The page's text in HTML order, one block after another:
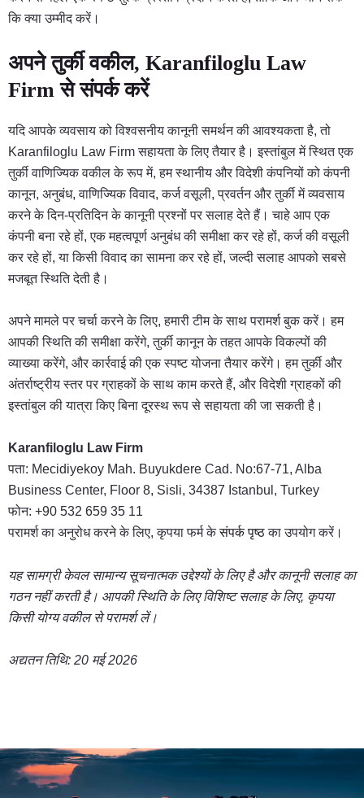
कि क्या उम्मीद करें।
अपने तुर्की वकील, Karanfiloglu Law
Firm से संपर्क करें
यदि आपके व्यवसाय को विश्वसनीय कानूनी समर्थन की आवश्यकता है, तो
Karanfiloglu Law Firm सहायता के लिए तैयार है। इस्तांबुल में स्थित एक
तुर्की वाणिज्यिक वकील के रूप में, हम स्थानीय और विदेशी कंपनियों को कंपनी
कानून, अनुबंध, वाणिज्यिक विवाद, कर्ज वसूली, प्रवर्तन और तुर्की में व्यवसाय
करने के दिन-प्रतिदिन के कानूनी प्रश्नों पर सलाह देते हैं। चाहे आप एक
कंपनी बना रहे हों, एक महत्वपूर्ण अनुबंध की समीक्षा कर रहे हों, कर्ज की वसूली
कर रहे हों, या किसी विवाद का सामना कर रहे हों, जल्दी सलाह आपको सबसे
मजबूत स्थिति देती है।
अपने मामले पर चर्चा करने के लिए, हमारी टीम के साथ परामर्श बुक करें। हम
आपकी स्थिति की समीक्षा करेंगे, तुर्की कानून के तहत आपके विकल्पों की
व्याख्या करेंगे, और कार्रवाई की एक स्पष्ट योजना तैयार करेंगे। हम तुर्की और
अंतर्राष्ट्रीय स्तर पर ग्राहकों के साथ काम करते हैं, और विदेशी ग्राहकों की
इस्तांबुल की यात्रा किए बिना दूरस्थ रूप से सहायता की जा सकती है।
Karanfiloglu Law Firm
पता: Mecidiyekoy Mah. Buyukdere Cad. No:67-71, Alba
Business Center, Floor 8, Sisli, 34387 Istanbul, Turkey
फोन: +90 532 659 35 11
परामर्श का अनुरोध करने के लिए, कृपया फर्म केसंपर्क पृष्ठका उपयोग करें।
यह सामग्री केवल सामान्य सूचनात्मक उद्देश्यों के लिए है और कानूनी सलाह का
गठन नहीं करती है। आपकी स्थिति के लिए विशिष्ट सलाह के लिए, कृपया
किसी योग्य वकील से परामर्श लें।
अद्यतन तिथि: 20 मई 2026